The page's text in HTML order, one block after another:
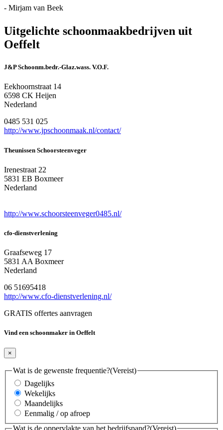
- Mirjam van Beek
Uitgelichte schoonmaakbedrijven uit
Oeffelt
J&P Schoonm.bedr.-Glaz.wass. V.O.F.
Eekhoornstraat 14
6598 CK Heijen
Nederland
0485 531 025
http://www.jpschoonmaak.nl/contact/
Theunissen Schoorsteenveger
Irenestraat 22
5831 EB Boxmeer
Nederland
http://www.schoorsteenveger0485.nl/
cfo-dienstverlening
Graafseweg 17
5831 AA Boxmeer
Nederland
06 51695418
http://www.cfo-dienstverlening.nl/
GRATIS offertes aanvragen
Vind een schoonmaker in Oeffelt
×
Wat is de gewenste frequentie?(Vereist)
Dagelijks
Wekelijks
Maandelijks
Eenmalig / op afroep
Wat is de oppervlakte van het bedrijfspand?(Vereist)